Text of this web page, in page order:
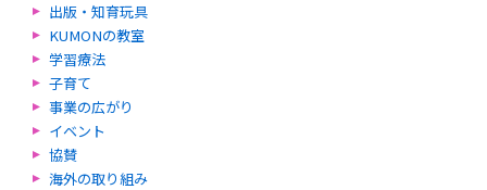
出版・知育玩具
KUMONの教室
学習療法
子育て
事業の広がり
イベント
協賛
海外の取り組み